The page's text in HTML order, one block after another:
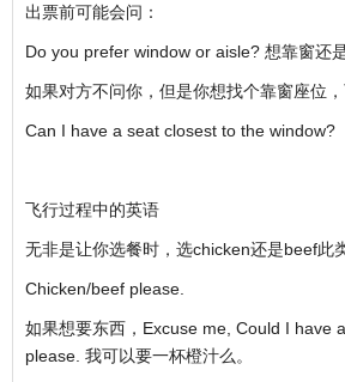
出票前可能会问：
Do you prefer window or aisle? 想靠窗还
如果对方不问你，但是你想找个靠窗座位
Can I have a seat closest to the window?
飞行过程中的英语
无非是让你选餐时，选chicken还是beef此
Chicken/beef please.
如果想要东西，Excuse me, Could I have
please. 我可以要一杯橙汁么。